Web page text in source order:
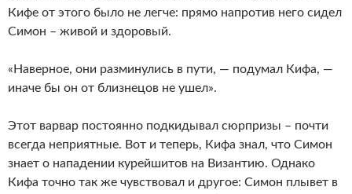
Кифе от этого было не легче: прямо напротив него сидел
Симон – живой и здоровый.
«Наверное, они разминулись в пути, — подумал Кифа, —
иначе бы он от близнецов не ушел».
Этот варвар постоянно подкидывал сюрпризы – почти
всегда неприятные. Вот и теперь, Кифа знал, что Симон
знает о нападении курейшитов на Византию. Однако
Кифа точно так же чувствовал и другое: Симон плывет в